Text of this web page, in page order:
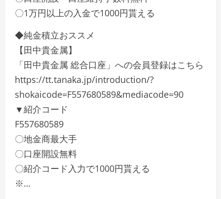
〇1万円以上の入金で1000円貰える
◆純金積立おススメ
【田中貴金属】
「田中貴金属 総合口座」への会員登録はこちら
https://tt.tanaka.jp/introduction/?
shokaicode=F557680589&mediacode=90
▼紹介コード
F557680589
〇地金商最大手
〇口座開設無料
〇紹介コード入力で1000円貰える
※…